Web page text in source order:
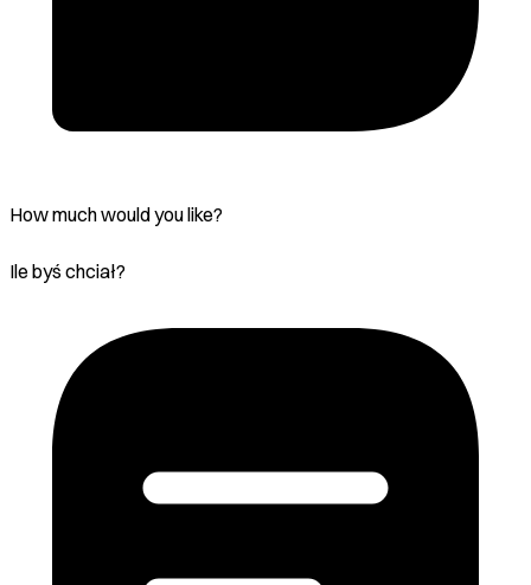
How much would you like?
Ile byś chciał?